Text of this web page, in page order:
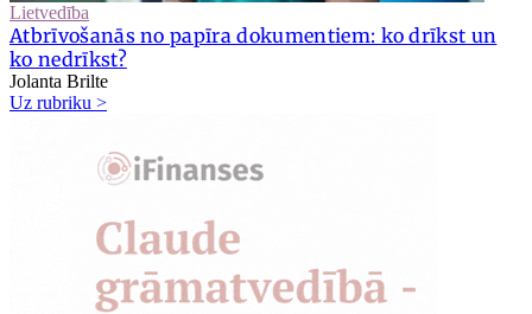
Lietvedība
Atbrīvošanās no papīra dokumentiem: ko drīkst un
ko nedrīkst?
Jolanta Brilte
Uz rubriku >